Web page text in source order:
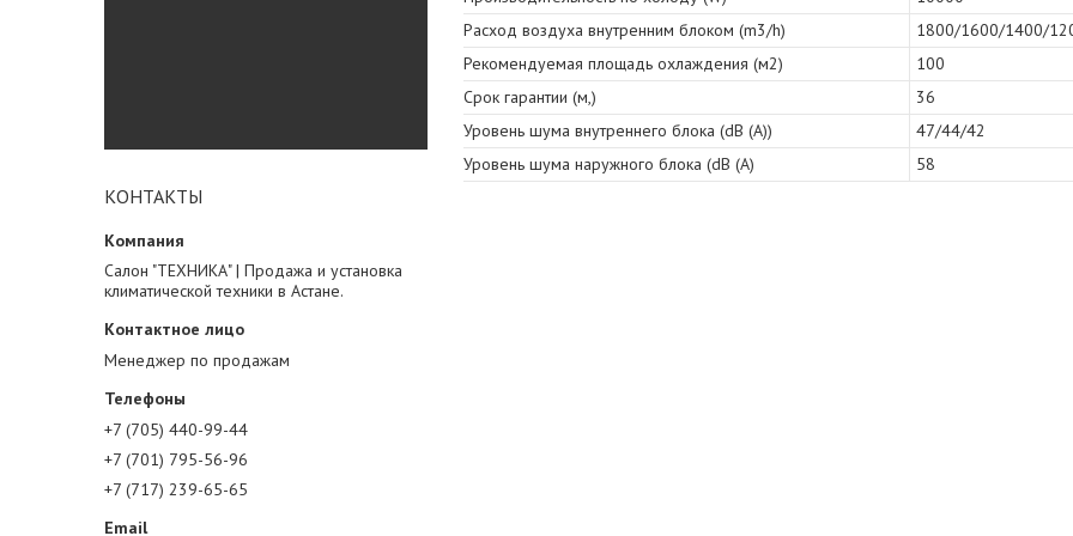
КОНТАКТЫ
Салон "ТЕХНИКА" | Продажа и установка
климатической техники в Астане.
Менеджер по продажам
+7 (705) 440-99-44
+7 (701) 795-56-96
+7 (717) 239-65-65
Расход воздуха внутренним блоком (m3/h)
1800/1600/1400/
Рекомендуемая площадь охлаждения (м2)
100
Срок гарантии (м,)
36
Уровень шума внутреннего блока (dB (A))
47/44/42
Уровень шума наружного блока (dB (A)
58